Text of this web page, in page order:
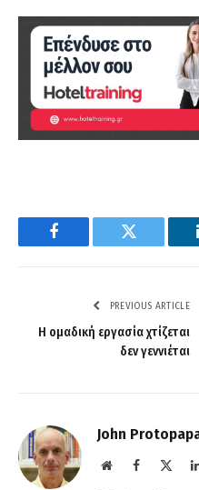
Facebook Twitter
PREVIOUS ARTICLE
Η ομαδική εργασία χτίζεται
δεν γεννιέται
John
WebsiteFacebook